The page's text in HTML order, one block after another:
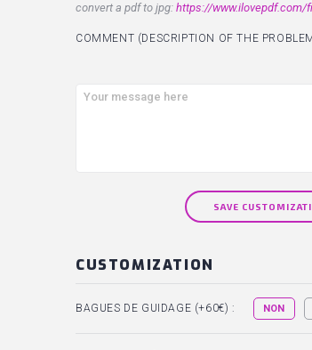
convert a pdf to jpg:https://www.ilovepdf.com/
COMMENT (DESCRIPTION OF THE
SAVE
BAGUES DE GUIDAGE (+60€) : NON
CUSTOMIZATION